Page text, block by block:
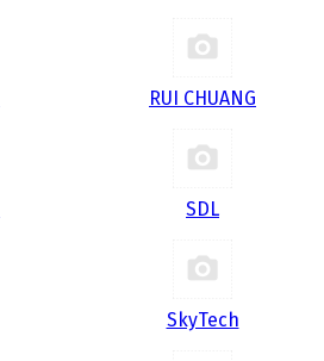
RUI CHUANG
SDL
SkyTech